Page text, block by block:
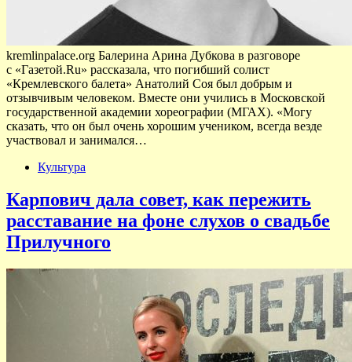
kremlinpalace.org Балерина Арина Дубкова в разговоре
с «Газетой.Ru» рассказала, что погибший солист
«Кремлевского балета» Анатолий Соя был добрым и
отзывчивым человеком. Вместе они учились в Московской
государственной академии хореографии (МГАХ). «Могу
сказать, что он был очень хорошим учеником, всегда везде
участвовал и занимался…
Культура
Карпович дала совет, как пережить
расставание на фоне слухов о свадьбе
Прилучного